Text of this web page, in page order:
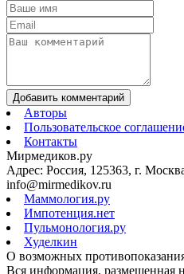
Добавить комментарий
Авторы
Пользовательское
Контакты
Мирмедиков.ру
Адрес: Россия, 125363, г.
info@mirmedikov.ru
Маммология.ру
Импотенция.нет
Пульмонология.ру
Худелкин
О возможных
Вся информация, размещенная